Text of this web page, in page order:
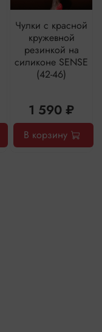
Чулки с красной
кружевной
резинкой на
силиконе SENSE
(42-46)
1 590 ₽
В корзину